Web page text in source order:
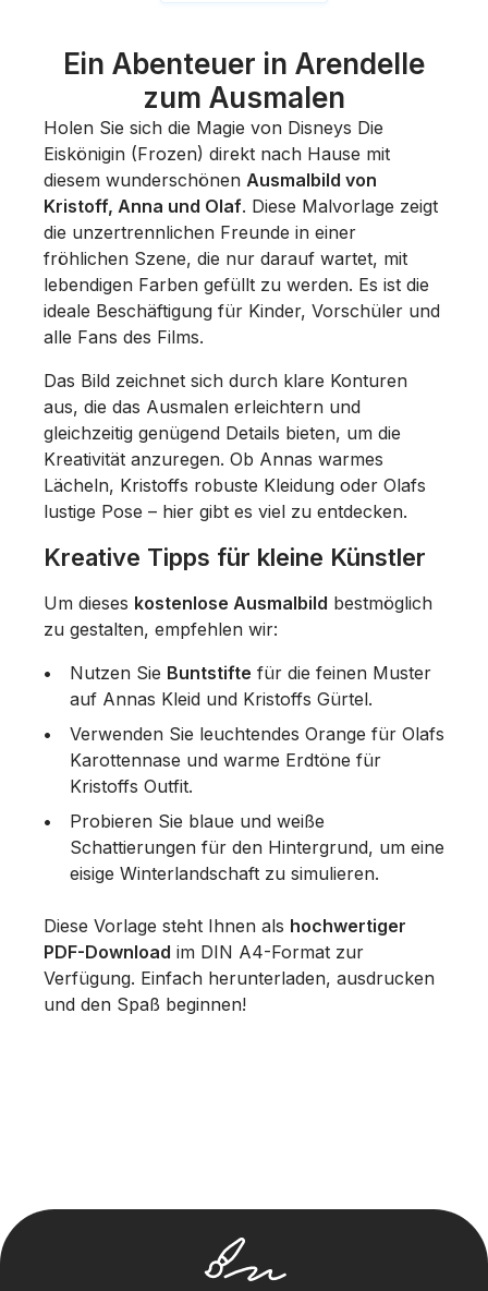
Ein Abenteuer in Arendelle
zum Ausmalen
Holen Sie sich die Magie von Disneys Die
Eiskönigin (Frozen) direkt nach Hause mit
diesem wunderschönen Ausmalbild von
Kristoff, Anna und Olaf. Diese Malvorlage zeigt
die unzertrennlichen Freunde in einer
fröhlichen Szene, die nur darauf wartet, mit
lebendigen Farben gefüllt zu werden. Es ist die
ideale Beschäftigung für Kinder, Vorschüler und
alle Fans des Films.
Das Bild zeichnet sich durch klare Konturen
aus, die das Ausmalen erleichtern und
gleichzeitig genügend Details bieten, um die
Kreativität anzuregen. Ob Annas warmes
Lächeln, Kristoffs robuste Kleidung oder Olafs
lustige Pose – hier gibt es viel zu entdecken.
Kreative Tipps für kleine Künstler
Um dieses kostenlose Ausmalbild bestmöglich
zu gestalten, empfehlen wir:
Nutzen Sie Buntstifte für die feinen Muster
auf Annas Kleid und Kristoffs Gürtel.
Verwenden Sie leuchtendes Orange für Olafs
Karottennase und warme Erdtöne für
Kristoffs Outfit.
Probieren Sie blaue und weiße
Schattierungen für den Hintergrund, um eine
eisige Winterlandschaft zu simulieren.
Diese Vorlage steht Ihnen als hochwertiger
PDF-Download im DIN A4-Format zur
Verfügung. Einfach herunterladen, ausdrucken
und den Spaß beginnen!